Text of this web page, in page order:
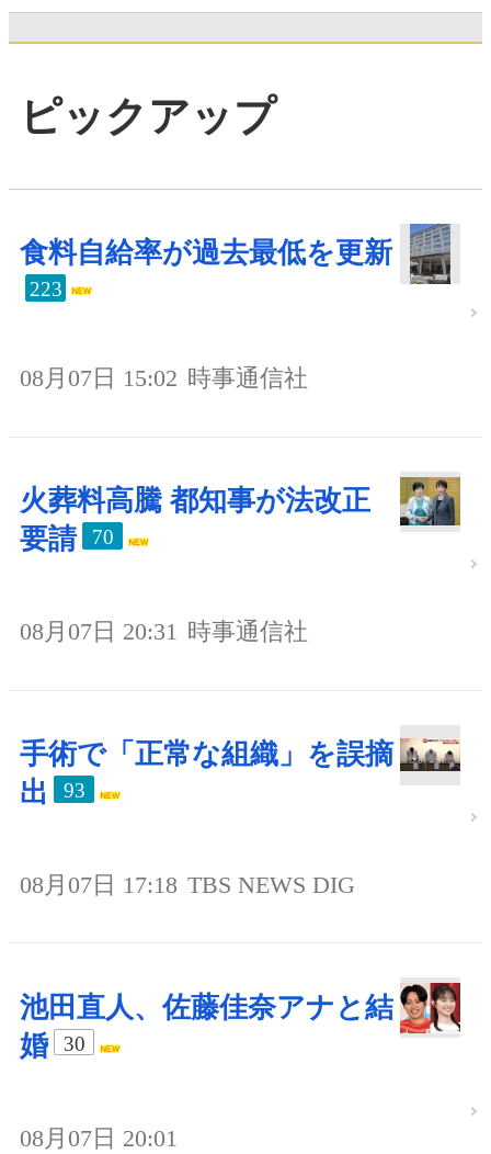
ピックアップ
食料自給率が過去最低を更新
223
08月07日 15:02 時事通信社
火葬料高騰 都知事が法改正
要請
70
08月07日 20:31 時事通信社
手術で「正常な組織」を誤摘
出
93
08月07日 17:18 TBS NEWS DIG
池田直人、佐藤佳奈アナと結
婚
30
08月07日 20:01